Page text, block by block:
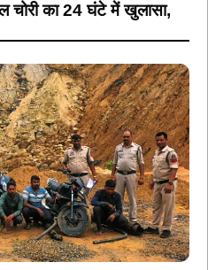
चोरी का 24 घंटे में खुलासा,